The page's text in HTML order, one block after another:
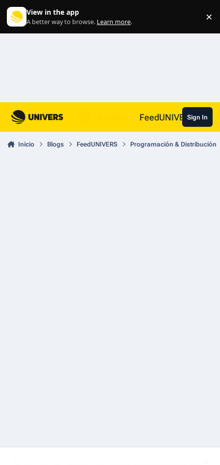
View in the app
A better way to browse. Learn more. ×
FeedUNIVERSSign In
Inicio Blogs FeedUNIVERS Programación & Distribución